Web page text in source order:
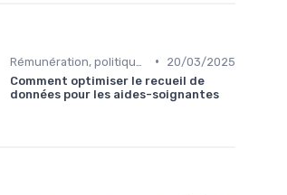
•
20/03/2025
Comment optimiser le recueil de
données pour les aides-soignantes